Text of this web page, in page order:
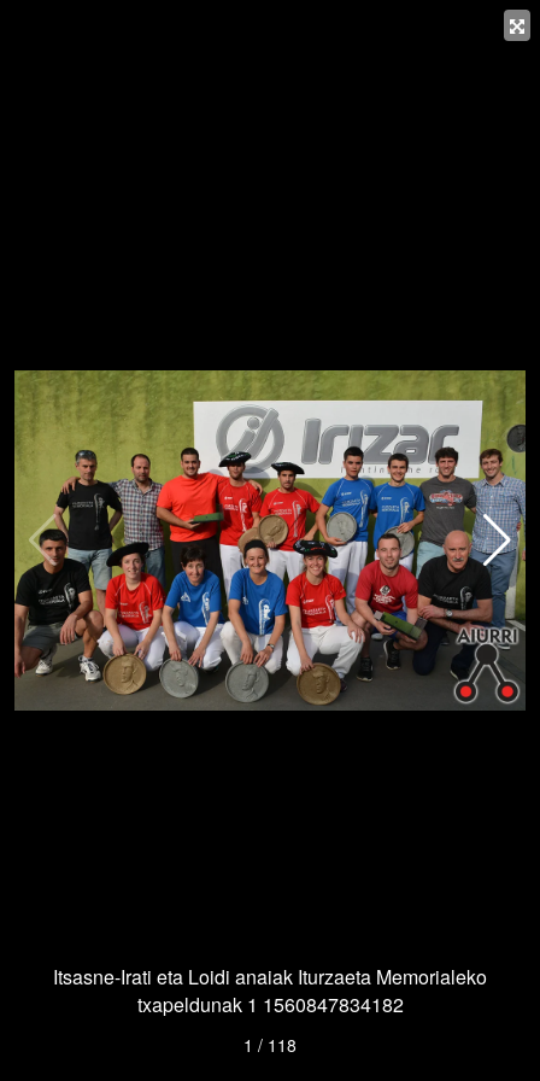
Itsasne-Irati eta Loidi anaiak Iturzaeta Memorialeko
txapeldunak 1 1560847834182
1 / 118